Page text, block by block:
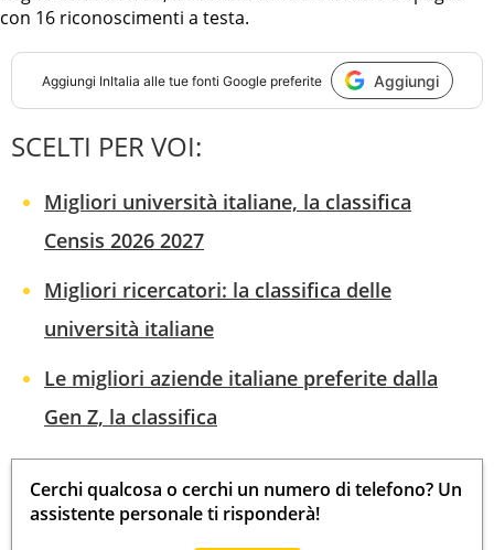
con 16 riconoscimenti a testa.
Aggiungi InItalia alle tue fonti Google preferite Aggiungi
SCELTI PER VOI:
Migliori università italiane, la classifica
Censis 2026 2027
Migliori ricercatori: la classifica delle
università italiane
Le migliori aziende italiane preferite dalla
Gen Z, la classifica
Cerchi qualcosa o cerchi un numero di telefono? Un
assistente personale ti risponderà!